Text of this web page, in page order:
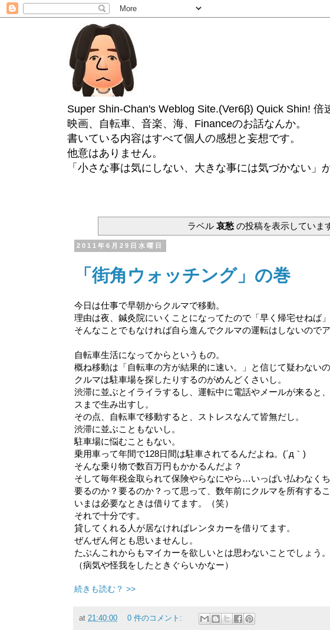
Super Shin-Chan's Weblog Site.(Ver6β) Quick Shin! 倍
映画、自転車、音楽、海、Financeのお話なんか。
書いている内容はすべて個人の感想と妄想です。
他意はありません。
「小さな事は気にしない、大きな事には気づかない」
ラベル 哀愁の投稿を表示していま
2011年6月29日水曜日
「街角ウォッチング」の巻
今日は仕事で早朝からクルマで移動。
理由は夜、鍼灸院にいくことになってたので「早く帰宅せねば
そんなことでもなければ自ら進んでクルマの運転はしないのでア
自転車生活になってからというもの。
概ね移動は「自転車の方が結果的に速い。」と信じて疑わないの
クルマは駐車場を探したりするのがめんどくさいし。
渋滞に並ぶとイライラするし、運転中に電話やメールが来ると
スまで生み出すし。
その点、自転車で移動すると、ストレスなんて皆無だし。
渋滞に並ぶこともないし。
駐車場に悩むこともない。
乗用車って年間で128日間は駐車されてるんだよね。(´д｀)
そんな乗り物で数百万円もかかるんだよ？
そして毎年税金取られて保険やらなにやら…いっぱい払わなくち
要るのか？要るのか？って思って、数年前にクルマを所有する
いまは必要なときは借りてます。（笑）
それで十分です。
貸してくれる人が居なければレンタカーを借りてます。
ぜんぜん何とも思いませんし。
たぶんこれからもマイカーを欲しいとは思わないことでしょう。
（病気や怪我をしたときぐらいかなー）
続きも読む？ >>
at 21:40:00
0 件のコメント: